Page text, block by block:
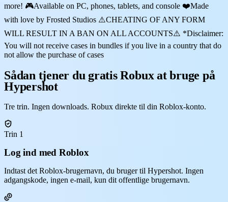
more! 🎮Available on PC, phones, tablets, and console ❤️Made
with love by Frosted Studios ⚠️CHEATING OF ANY FORM
WILL RESULT IN A BAN ON ALL ACCOUNTS⚠️ *Disclaimer:
You will not receive cases in bundles if you live in a country that do
not allow the purchase of cases
Sådan tjener du gratis Robux at bruge på
Hypershot
Tre trin. Ingen downloads. Robux direkte til din Roblox-konto.
Trin 1
Log ind med Roblox
Indtast det Roblox-brugernavn, du bruger til Hypershot. Ingen
adgangskode, ingen e-mail, kun dit offentlige brugernavn.